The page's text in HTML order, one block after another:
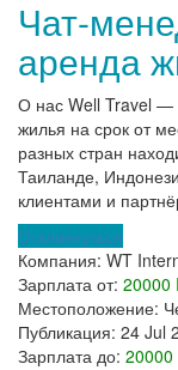
Чат-
аренда
О нас Well Travel
жилья на срок от
разных стран
Таиланде,
клиентами и
Откликнуться
Компания: WT
Зарплата от: 20000
Местоположение:
Публикация: 24 Jul
Зарплата до: 20000